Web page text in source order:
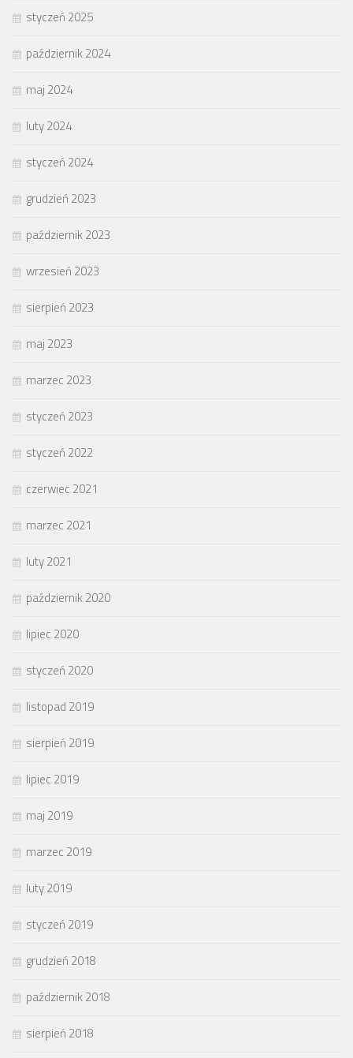
styczeń 2025
październik 2024
maj 2024
luty 2024
styczeń 2024
grudzień 2023
październik 2023
wrzesień 2023
sierpień 2023
maj 2023
marzec 2023
styczeń 2023
styczeń 2022
czerwiec 2021
marzec 2021
luty 2021
październik 2020
lipiec 2020
styczeń 2020
listopad 2019
sierpień 2019
lipiec 2019
maj 2019
marzec 2019
luty 2019
styczeń 2019
grudzień 2018
październik 2018
sierpień 2018